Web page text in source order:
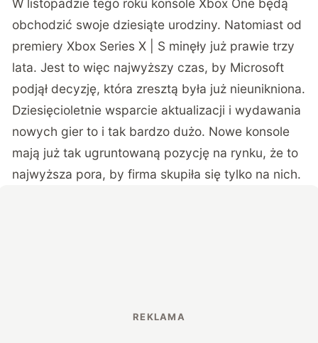
W listopadzie tego roku konsole Xbox One będą
obchodzić swoje dziesiąte urodziny. Natomiast od
premiery Xbox Series X | S minęły już prawie trzy
lata. Jest to więc najwyższy czas, by Microsoft
podjął decyzję, która zresztą była już nieunikniona.
Dziesięcioletnie wsparcie aktualizacji i wydawania
nowych gier to i tak bardzo dużo. Nowe konsole
mają już tak ugruntowaną pozycję na rynku, że to
najwyższa pora, by firma skupiła się tylko na nich.